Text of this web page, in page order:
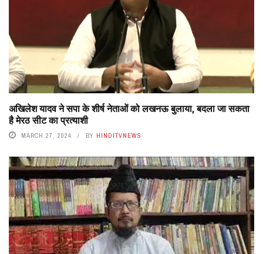
अखिलेश यादव ने सपा के शीर्ष नेताओं को लखनऊ बुलाया, बदला जा सकता
है मेरठ सीट का प्रत्याशी
MARCH 27, 2024 BY HINDITVNEWS